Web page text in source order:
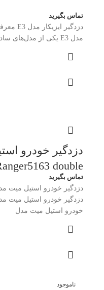
تماس بگیرید
مدل E3 یکی از مدل‌های ساده و کاربردی برند Easycar
دزدگیر خودرو
double
تماس بگیرید
خودرو استیل میت مدل
ناموجود